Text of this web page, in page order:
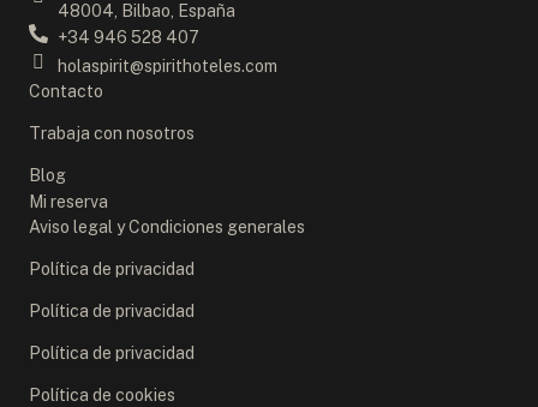
48004, Bilbao, España
+34 946 528 407
holaspirit@spirithoteles.com
Contacto
Trabaja con nosotros
Blog
Mi reserva
Aviso legal y Condiciones generales
Política de privacidad
Política de privacidad
Política de privacidad
Política de cookies